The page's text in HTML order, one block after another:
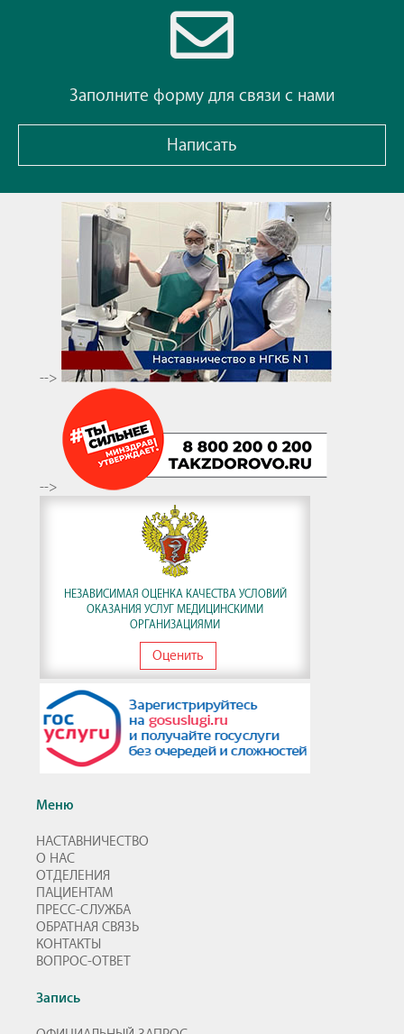
Заполните форму для связи с нами
Написать
-->
-->
НЕЗАВИСИМАЯ ОЦЕНКА КАЧЕСТВА УСЛОВИЙ
ОКАЗАНИЯ УСЛУГ МЕДИЦИНСКИМИ
ОРГАНИЗАЦИЯМИ
Оценить
Меню
НАСТАВНИЧЕСТВО
О НАС
ОТДЕЛЕНИЯ
ПАЦИЕНТАМ
ПРЕСС-СЛУЖБА
ОБРАТНАЯ СВЯЗЬ
КОНТАКТЫ
ВОПРОС-ОТВЕТ
Запись